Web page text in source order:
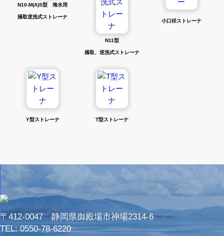
N10-M(A)S型 海水用
掻取逆洗式ストレーナ
N11型
掻取、逆洗式ストレーナ
小口径ストレーナ
Y型ストレーナ T型ストレーナ
〒412-0047 静岡県御殿場市神場2314-6
TEL:0550-78-6220